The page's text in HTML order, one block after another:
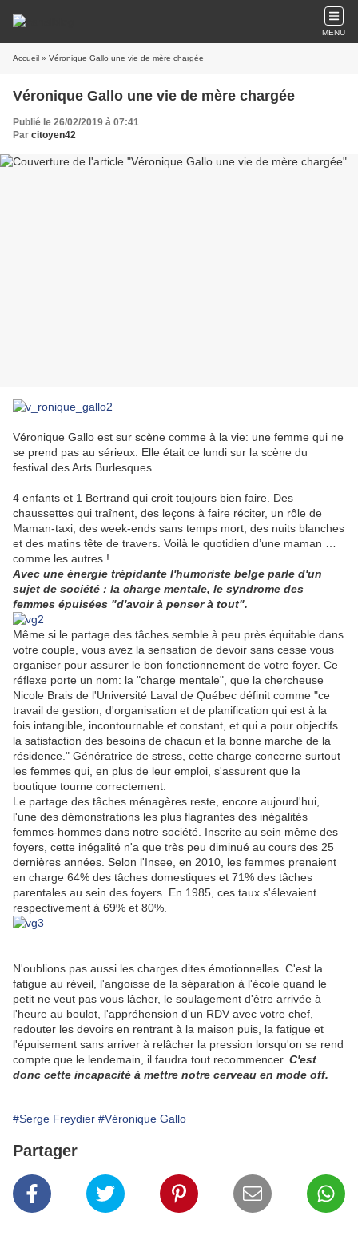
MENU
Accueil » Véronique Gallo une vie de mère chargée
Véronique Gallo une vie de mère chargée
Publié le 26/02/2019 à 07:41
Par citoyen42
Véronique Gallo est sur scène comme à la vie: une femme qui ne
se prend pas au sérieux. Elle était ce lundi sur la scène du
festival des Arts Burlesques.
4 enfants et 1 Bertrand qui croit toujours bien faire. Des
chaussettes qui traînent, des leçons à faire réciter, un rôle de
Maman-taxi, des week-ends sans temps mort, des nuits blanches
et des matins tête de travers. Voilà le quotidien d’une maman …
comme les autres !
Avec une énergie trépidante l'humoriste belge parle d'un
sujet de société : la charge mentale, le syndrome des
femmes épuisées "d'avoir à penser à tout".
Même si le partage des tâches semble à peu près équitable dans
votre couple, vous avez la sensation de devoir sans cesse vous
organiser pour assurer le bon fonctionnement de votre foyer. Ce
réflexe porte un nom: la "charge mentale", que la chercheuse
Nicole Brais de l'Université Laval de Québec définit comme "ce
travail de gestion, d'organisation et de planification qui est à la
fois intangible, incontournable et constant, et qui a pour objectifs
la satisfaction des besoins de chacun et la bonne marche de la
résidence." Génératrice de stress, cette charge concerne surtout
les femmes qui, en plus de leur emploi, s'assurent que la
boutique tourne correctement.
Le partage des tâches ménagères reste, encore aujourd'hui,
l'une des démonstrations les plus flagrantes des inégalités
femmes-hommes dans notre société. Inscrite au sein même des
foyers, cette inégalité n'a que très peu diminué au cours des 25
dernières années. Selon l'Insee, en 2010, les femmes prenaient
en charge 64% des tâches domestiques et 71% des tâches
parentales au sein des foyers. En 1985, ces taux s'élevaient
respectivement à 69% et 80%.
N'oublions pas aussi les charges dites émotionnelles. C'est la
fatigue au réveil, l'angoisse de la séparation à l'école quand le
petit ne veut pas vous lâcher, le soulagement d'être arrivée à
l'heure au boulot, l'appréhension d'un RDV avec votre chef,
redouter les devoirs en rentrant à la maison puis, la fatigue et
l'épuisement sans arriver à relâcher la pression lorsqu'on se rend
compte que le lendemain, il faudra tout recommencer. C'est
donc cette incapacité à mettre notre cerveau en mode off.
#Serge Freydier #Véronique Gallo
Partager